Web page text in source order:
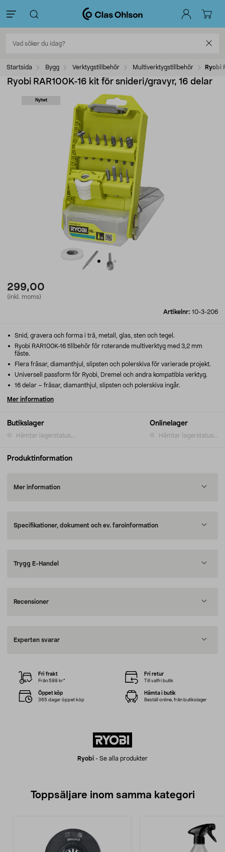
Startsida Bygg Verktygstillbehör Multiverktygstillbehör Ryobi
Ryobi RAR100K-16 kit för snideri/gravyr, 16 delar
Nyhet
299,00
(inkl. moms)
Artikelnr: 10-3-206
Butikslager
Hämtar lagerstatus...
Onlinelager
Hämtar lagerstatus...
Snid, gravera och forma i trä, metall, glas, sten och tegel.
Ryobi RAR100K-16 tillbehör för roterande multiverktyg med 3,2 mm
fäste.
Flera fräsar, diamanthjul, slipsten och polerskiva för varierade projekt.
Universell passform för Ryobi, Dremel och andra kompatibla verktyg.
16 delar – fräsar, diamanthjul, slipsten och polerskiva ingår.
Mer information
Produktinformation
Mer information
Specifikationer, dokument och ev. faroinformation
Trygg E-Handel
Recensioner
Experten svarar
Ryobi - Se alla produkter
Fri frakt
Från 599 kr*
Fri retur
Till valfri butik
Öppet köp
365 dagar öppet köp
Hämta i butik
Beställ online, från butikslager
Toppsäljare inom samma kategori